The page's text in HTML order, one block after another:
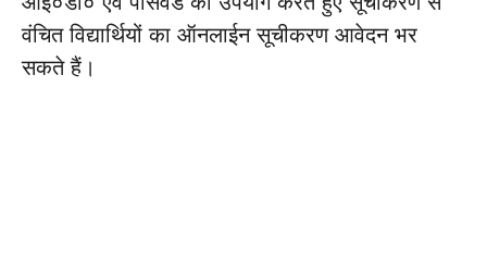
वंचित विद्यार्थियों का ऑनलाईन सूचीकरण आवेदन भर
सकते हैं।